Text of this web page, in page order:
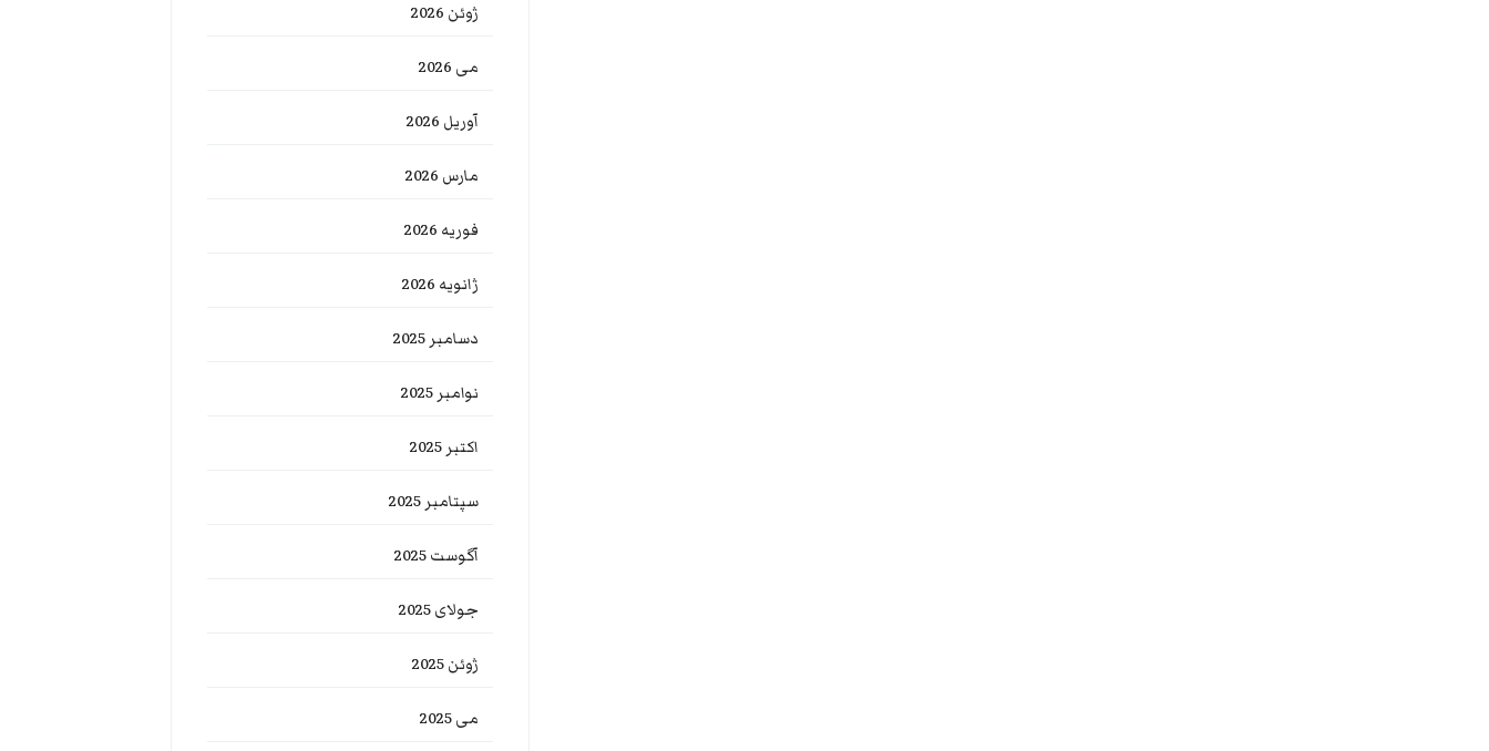
ژوئن 2026
می 2026
آوریل 2026
مارس 2026
فوریه 2026
ژانویه 2026
دسامبر 2025
نوامبر 2025
اکتبر 2025
سپتامبر 2025
آگوست 2025
جولای 2025
ژوئن 2025
می 2025